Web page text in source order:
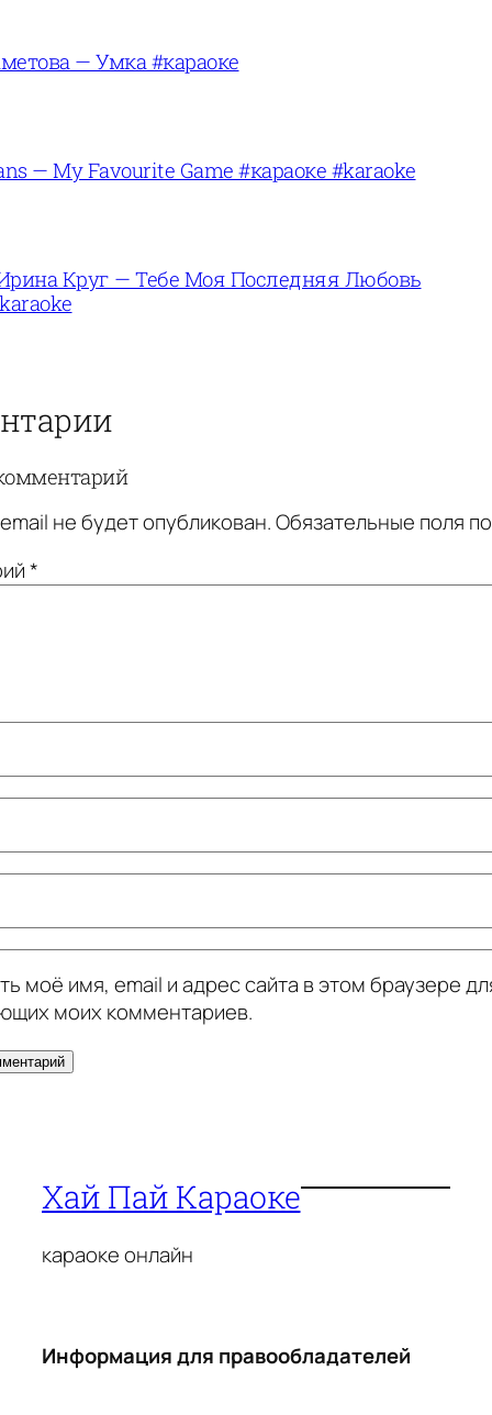
— Умка #караоке
— My Favourite Game #караоке #karaoke
Круг — Тебе Моя Последняя Любовь
не будет опубликован.Обязательные поля
*
моё имя, email и адрес сайта в этом браузере
моих комментариев.
Хай Пай Караоке
караоке онлайн
Информация для правообладателей